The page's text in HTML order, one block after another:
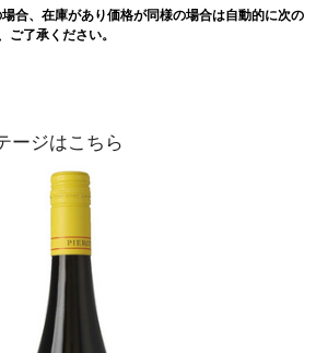
合、在庫があり価格が同様の場合は自動的に次の
ご了承ください。
ージはこちら